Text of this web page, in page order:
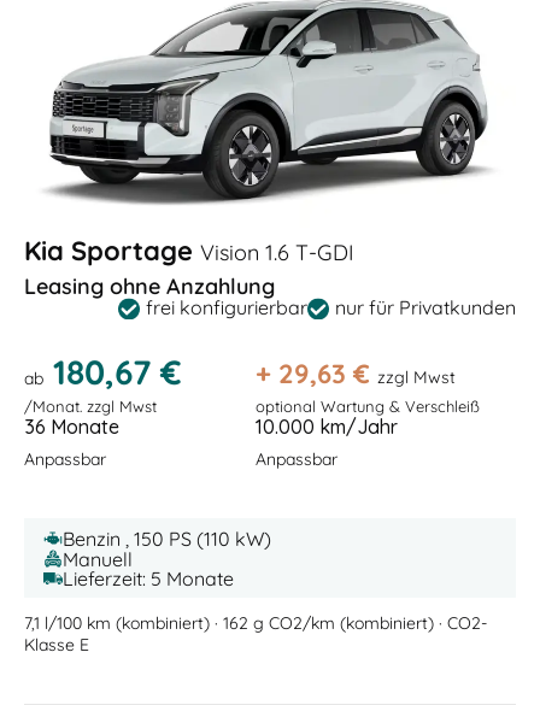
Kia Sportage Vision 1.6 T-GDI
Leasing ohne Anzahlung
frei konfigurierbar nur für Privatkunden
ab 180,67 €
/Monat. zzgl Mwst
+ 29,63 € zzgl Mwst
optional Wartung & Verschleiß
36 Monate
Anpassbar
10.000 km/Jahr
Anpassbar
Benzin , 150 PS (110 kW)
Manuell
Lieferzeit: 5 Monate
7,1 l/100 km (kombiniert) · 162 g CO2/km (kombiniert) · CO2-
Klasse E